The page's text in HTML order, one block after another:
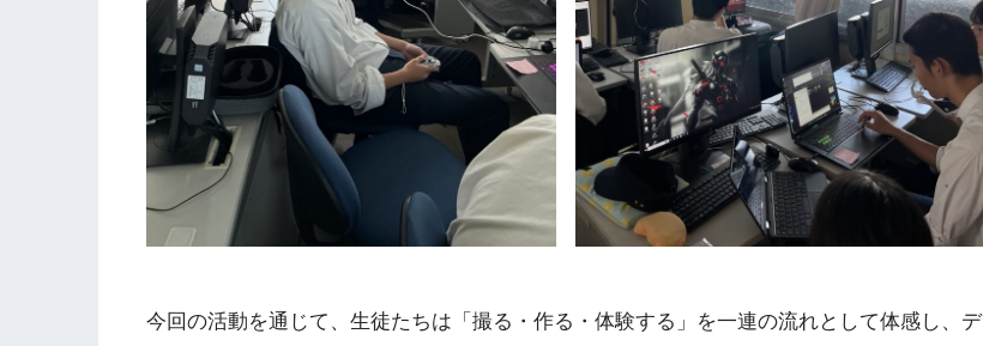
今回の活動を通じて、生徒たちは「撮る・作る・体験する」を一連の流れとして体感し、デ